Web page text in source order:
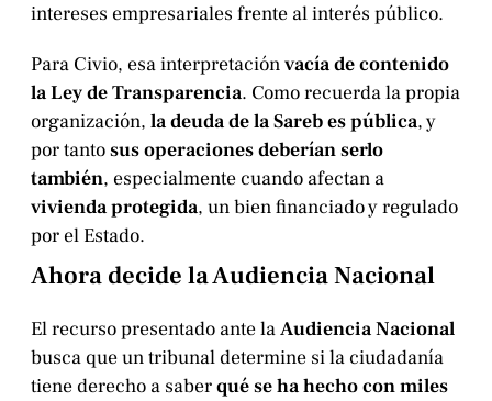
intereses empresariales frente al interés público.
Para Civio, esa interpretaciónvacía de contenido
la Ley de Transparencia. Como recuerda la propia
organización, la deuda de la Sareb es pública, y
por tantosus operaciones deberían serlo
también, especialmente cuando afectan a
vivienda protegida, un bien financiado y regulado
por el Estado.
Ahora decide la Audiencia Nacional
El recurso presentado ante laAudiencia Nacional
busca que un tribunal determine si la ciudadanía
tiene derecho a saberqué se ha hecho con miles